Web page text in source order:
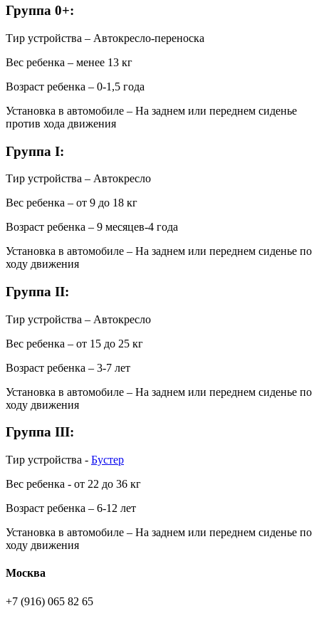
Группа 0+:
Тир устройства – Автокресло-переноска
Вес ребенка – менее 13 кг
Возраст ребенка – 0-1,5 года
Установка в автомобиле – На заднем или переднем сиденье
против хода движения
Группа I:
Тир устройства – Автокресло
Вес ребенка – от 9 до 18 кг
Возраст ребенка – 9 месяцев-4 года
Установка в автомобиле – На заднем или переднем сиденье по
ходу движения
Группа II:
Тир устройства – Автокресло
Вес ребенка – от 15 до 25 кг
Возраст ребенка – 3-7 лет
Установка в автомобиле – На заднем или переднем сиденье по
ходу движения
Группа III:
Тир устройства - Бустер
Вес ребенка - от 22 до 36 кг
Возраст ребенка – 6-12 лет
Установка в автомобиле – На заднем или переднем сиденье по
ходу движения
Москва
+7 (916) 065 82 65